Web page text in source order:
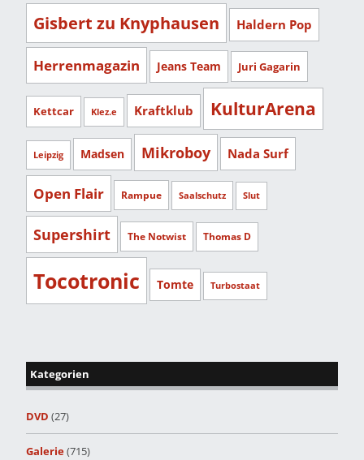
Gisbert zu Knyphausen Haldern Pop
Herrenmagazin Jeans Team Juri Gagarin
Kettcar Klez.e Kraftklub KulturArena
Leipzig Madsen Mikroboy Nada Surf
Open Flair Rampue Saalschutz Slut
Supershirt The Notwist Thomas D
Tocotronic Tomte Turbostaat
Kategorien
DVD (27)
Galerie(715)